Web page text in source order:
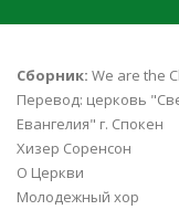
Сборник: We are the
Перевод: церковь
Евангелия" г. Спокен
Хизер Соренсон
О Церкви
Молодежный хор